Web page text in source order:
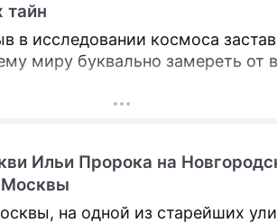
тайн
в исследовании космоса
миру буквально замереть от
Ильи Пророка на
на одной из старейших